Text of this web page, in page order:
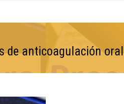
de anticoagulación oral